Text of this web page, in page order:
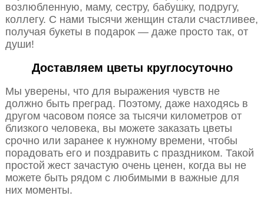
возлюбленную, маму, сестру, бабушку, подругу,
коллегу. С нами тысячи женщин стали счастливее,
получая букеты в подарок — даже просто так, от
души!
Доставляем цветы круглосуточно
Мы уверены, что для выражения чувств не
должно быть преград. Поэтому, даже находясь в
другом часовом поясе за тысячи километров от
близкого человека, вы можете заказать цветы
срочно или заранее к нужному времени, чтобы
порадовать его и поздравить с праздником. Такой
простой жест зачастую очень ценен, когда вы не
можете быть рядом с любимыми в важные для
них моменты.